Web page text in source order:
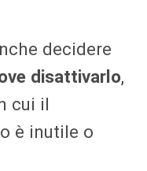
decidere
disattivarlo,
cui il
è inutile o